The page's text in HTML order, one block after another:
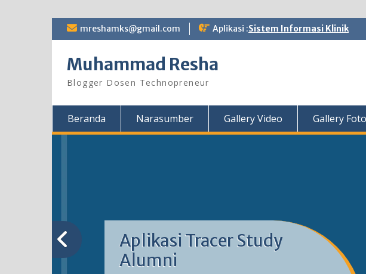
Skip mreshamks@gmail.com Aplikasi :Sistem Informasi Klinik
Muhammad Resha
Blogger Dosen Technopreneur
Beranda Narasumber Gallery Video Gallery Foto
Aplikasi Tracer Study
Alumni